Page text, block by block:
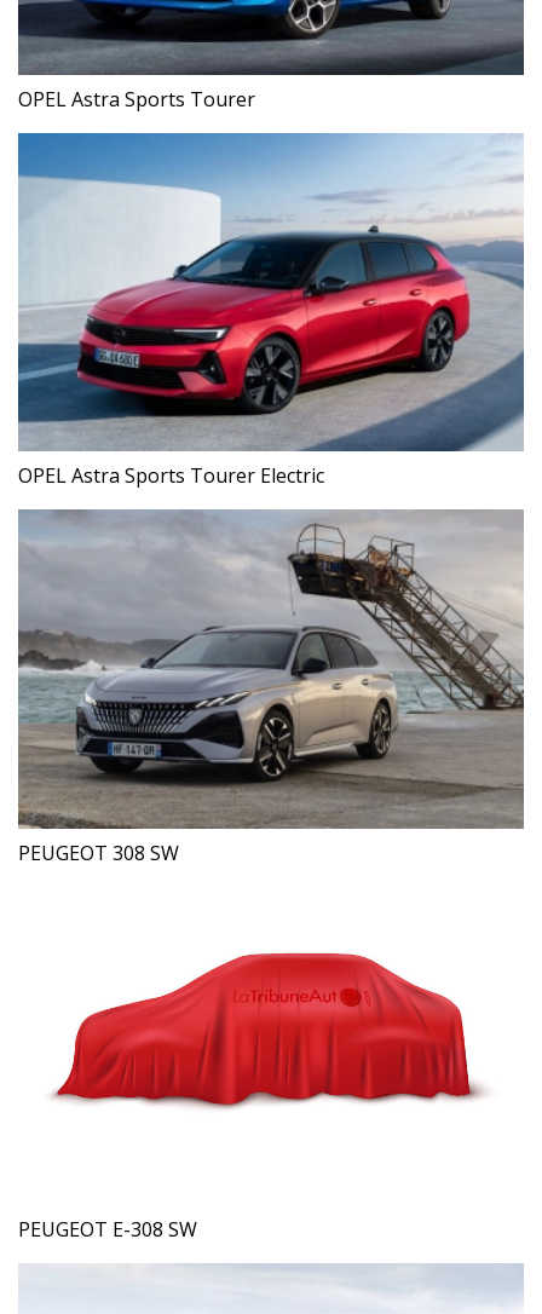
OPEL Astra Sports Tourer
OPEL Astra Sports Tourer Electric
PEUGEOT 308 SW
PEUGEOT E-308 SW